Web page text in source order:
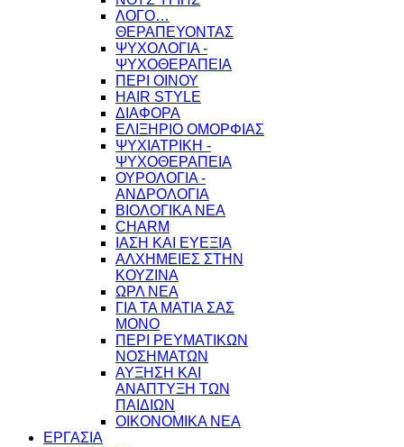
ΛΟΓΟ…
ΘΕΡΑΠΕΥΟΝΤΑΣ
ΨΥΧΟΛΟΓΙΑ -
ΨΥΧΟΘΕΡΑΠΕΙΑ
ΠΕΡΙ ΟΙΝΟΥ
HAIR STYLE
ΔΙΑΦΟΡΑ
ΕΛΙΞΗΡΙΟ ΟΜΟΡΦΙΑΣ
ΨΥΧΙΑΤΡΙΚΗ -
ΨΥΧΟΘΕΡΑΠΕΙΑ
ΟΥΡΟΛΟΓΙΑ -
ΑΝΔΡΟΛΟΓΙΑ
ΒΙΟΛΟΓΙΚΑ ΝΕΑ
CHARM
ΙΑΣΗ ΚΑΙ ΕΥΕΞΙΑ
ΑΛΧΗΜΕΙΕΣ ΣΤΗΝ
ΚΟΥΖΙΝΑ
ΩΡΛ ΝEA
ΓΙΑ ΤΑ ΜΑΤΙΑ ΣΑΣ
ΜΟΝΟ
ΠΕΡΙ ΡΕΥΜΑΤΙΚΩΝ
ΝΟΣΗΜΑΤΩΝ
ΑΥΞΗΣΗ ΚΑΙ
ΑΝΑΠΤΥΞΗ ΤΩΝ
ΠΑΙΔΙΩΝ
ΟΙΚΟΝΟΜΙΚΑ ΝΕΑ
ΕΡΓΑΣΙΑ